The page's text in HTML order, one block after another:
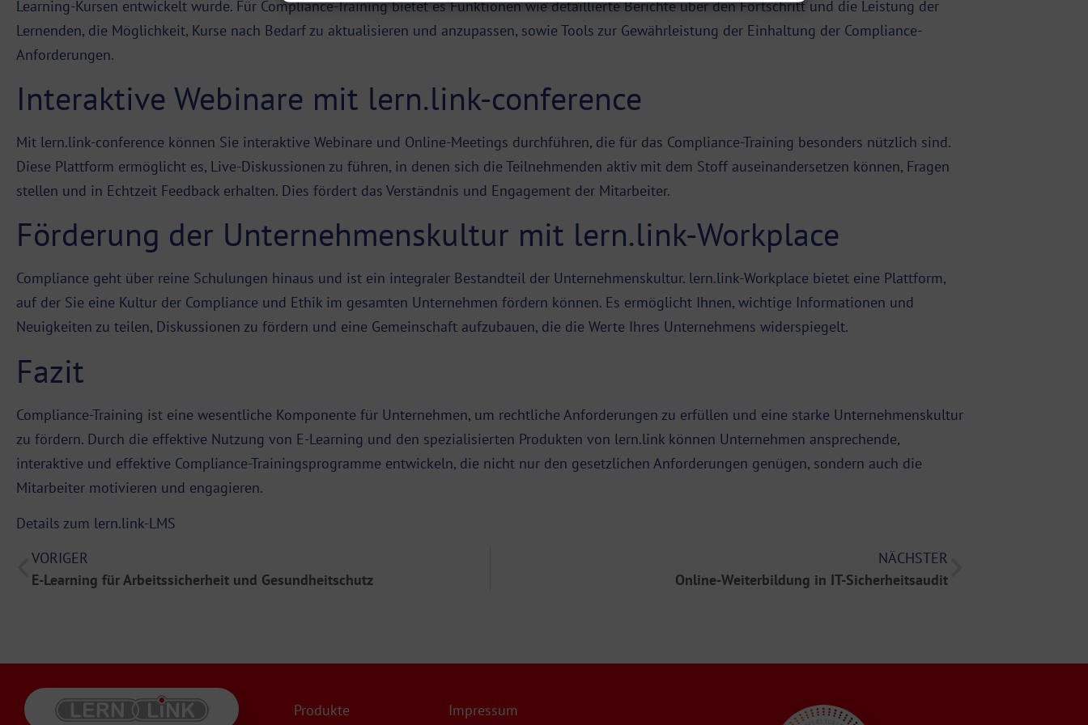
Learning-Kursen entwickelt wurde. Für Compliance-Training bietet es Funktionen wie detaillierte Berichte über den Fortschritt und die Leistung der
Lernenden, die Möglichkeit, Kurse nach Bedarf zu aktualisieren und anzupassen, sowie Tools zur Gewährleistung der Einhaltung der Compliance-
Anforderungen.
Interaktive Webinare mit lern.link-conference
Mit lern.link-conference können Sie interaktive Webinare und Online-Meetings durchführen, die für das Compliance-Training besonders nützlich sind.
Diese Plattform ermöglicht es, Live-Diskussionen zu führen, in denen sich die Teilnehmenden aktiv mit dem Stoff auseinandersetzen können, Fragen
stellen und in Echtzeit Feedback erhalten. Dies fördert das Verständnis und Engagement der Mitarbeiter.
Förderung der Unternehmenskultur mit lern.link-Workplace
Compliance geht über reine Schulungen hinaus und ist ein integraler Bestandteil der Unternehmenskultur. lern.link-Workplace bietet eine Plattform,
auf der Sie eine Kultur der Compliance und Ethik im gesamten Unternehmen fördern können. Es ermöglicht Ihnen, wichtige Informationen und
Neuigkeiten zu teilen, Diskussionen zu fördern und eine Gemeinschaft aufzubauen, die die Werte Ihres Unternehmens widerspiegelt.
Fazit
Compliance-Training ist eine wesentliche Komponente für Unternehmen, um rechtliche Anforderungen zu erfüllen und eine starke Unternehmenskultur
zu fördern. Durch die effektive Nutzung von E-Learning und den spezialisierten Produkten von lern.link können Unternehmen ansprechende,
interaktive und effektive Compliance-Trainingsprogramme entwickeln, die nicht nur den gesetzlichen Anforderungen genügen, sondern auch die
Mitarbeiter motivieren und engagieren.
Details zum lern.link-LMS
VORIGER
E-Learning für Arbeitssicherheit und Gesundheitschutz
NÄCHSTER
Online-Weiterbildung in IT-Sicherheitsaudit
Produkte Impressum